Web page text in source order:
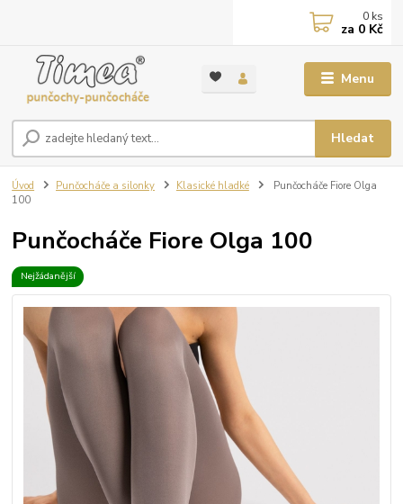
Menu
Hledat
0 ks
za 0 Kč
Úvod Punčocháče a silonky Klasické hladké
Punčocháče Fiore Olga
100
Punčocháče Fiore Olga 100
Nejžádanější